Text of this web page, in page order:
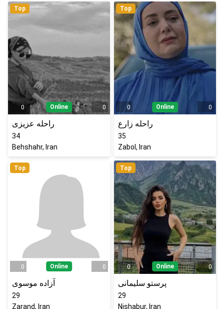
Top
0 Online 0
راحله عزیزی
34
Behshahr, Iran
Top
0 Online 0
راحله زارع
35
Zabol, Iran
Top
0 Online 0
آزاده موسوی
29
Zarand, Iran
Top
0 Online 0
پرستو سلیمانی
29
Nishabur, Iran